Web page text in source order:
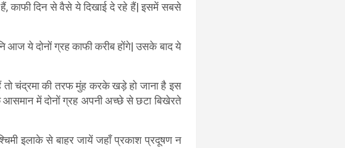
हैं, काफी दिन से वैसे ये दिखाई दे रहे हैं| इसमें सबसे
आज ये दोनों ग्रह काफी करीब होंगे| उसके बाद ये
चंद्रमा की तरफ मुंह करके खड़े हो जाना है इस
आसमान में दोनों ग्रह अपनी अच्छे से छटा बिखेरते
इलाके से बाहर जायें जहाँ प्रकाश प्रदूषण न